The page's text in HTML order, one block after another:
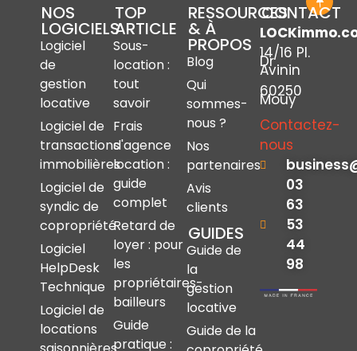
NOS
LOGICIELS
Logiciel
de
gestion
locative
Logiciel de
transactions
immobilières
Logiciel de
syndic de
copropriété
Logiciel
HelpDesk
Technique
Logiciel de
locations
TOP
ARTICLE
Sous-
location :
tout
savoir
Frais
d'agence
location :
guide
complet
Retard de
loyer : pour
les
propriétaires-
bailleurs
Guide
pratique :
RESSOURCES
& À
PROPOS
Blog
Qui
sommes-
nous ?
Nos
partenaires
Avis
clients
GUIDES
Guide de
la
gestion
locative
Guide de la
CONTACT
14/16 Pl.
Dr
Avinin
60250
Mouy
Contactez-
nous
03
63
53
44
98